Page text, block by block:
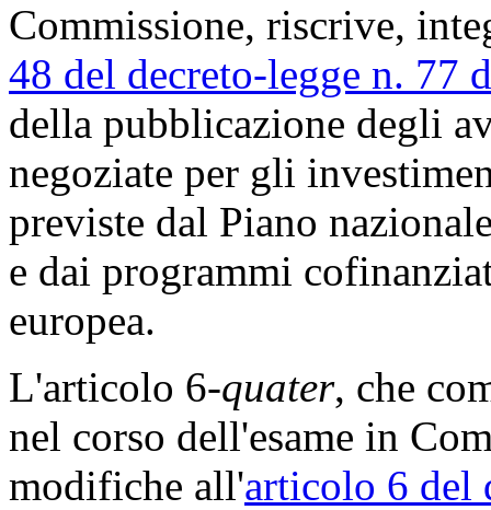
Commissione, riscrive,
48 del decreto-legge n. 77
della pubblicazione degli
negoziate per gli
previste dal Piano
e dai programmi
europea.
L'articolo 6-quater, che
nel corso dell'esame in
modifiche all'articolo 6 del